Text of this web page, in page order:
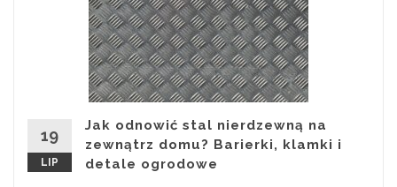
19
LIP
Jak odnowić stal nierdzewną na
zewnątrz domu? Barierki, klamki i
detale ogrodowe